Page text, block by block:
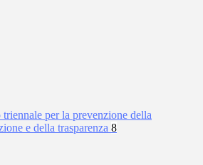
triennale per la prevenzione della
e della trasparenza 8